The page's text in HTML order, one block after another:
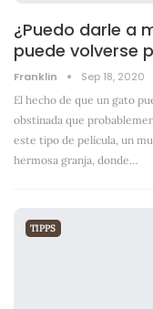
¿Puedo darle a
puede volverse
Franklin Sep 18, 2020
El hecho de que un gato
obstinada que
este tipo de película, un
hermosa granja, donde…
TIPPS